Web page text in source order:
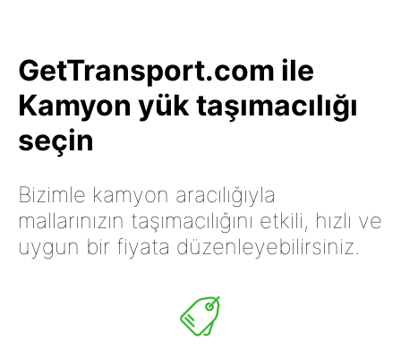
GetTransport.com ile
Kamyon yük taşımacılığı
seçin
Bizimle kamyon aracılığıyla
mallarınızın taşımacılığını etkili, hızlı ve
uygun bir fiyata düzenleyebilirsiniz.